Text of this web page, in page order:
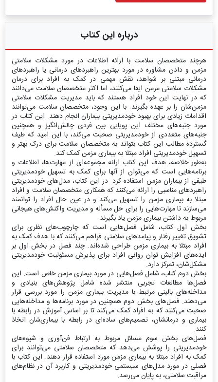
درباره این کتاب
هرچند متخصصان سلامت با ارائه اطلاعات در مورد مشکلات سلامتی
مزمن و دادن مشاوره در مورد بهترین راهبردهای درمانی یا راهبردهای
درمانی مبتنی بر شواهد، نقش مهمی در کمک به افراد برای درمان
مشکلات سلامتی مزمن ایفا می‌کنند، اما اکثر متخصصان سلامت می‌دانند
که در نهایت این خود افراد هستند که باید مدیریت مشکلات سلامتی
مزمن‌شان را بر عهده بگیرند. با این وجود، متخصصان سلامت می‌توانند
اقدامات زیادی برای بهبود خودمدیریتی بیماران انجام دهند. این کتاب در
مورد جنبه‌های مختلف این پویایی بین فردی چالش‌انگیز و همچنین
جنبه‌های متعددی از خودمدیریتی صحبت می‌کند، با این امید که طیف
گسترده مطالب این کتاب بتواند به متخصصان سلامت برای درک بهتر و
تسهیل خودمدیریتی افراد مبتلا به بیماری مزمن کمک کند.
به‌طور خلاصه، هدف این کتاب ارائه مجموعه‌ای از مهارت‌ها، اطلاعات و
برنامه‌هایی است که می‌توان از آنها برای کمک به تسهیل خودمدیریتی
طیفی از بیماران مزمن استفاده کرد. در این کتاب، مدل‌های خودمدیریتی
راهبردهای مناسبی را ارائه می‌کنند که همکاری متخصصان سلامت و افراد
مبتلا به بیماری مزمن را تسهیل می‌کند و در عین حال افراد را توانمند
می‌سازند تا مهارت‌هایی را برای حل مسأله و مدیریت واکنش‌های هیجانی
مربوط به داشتن بیماری مزمن یاد بگیرند.
بخش اول کتاب، شامل فصل‌هایی است که چارچوب‌های نظری برای
تشویق تغییر رفتار و پیامدهای سلامتی فراهم می‌کنند که با هدف کمک به
افراد مبتلا به بیماری مزمن طراحی شده‌اند. چند فصل در بخش اول بر
ایده‌های افزایش توان روانی افراد برای پذیرش مسئولیت خودمدیریتی
مشکل‌شان، تمرکز دارد.
بخش دوم کتاب، شامل فصل‌هایی در مورد بیماری مزمن خاص است. این
فصل‌ها مطالعات تجربی منتشر شده شامل پژوهش‌های بنیادی و
مداخله‌های بالینی مرتبط با مدیریت بیماری مزمن را مورد بررسی قرار
می‌دهند. فصل‌های بخش دوم همچنین در مورد برنامه‌ها و مداخله‌هایی
صحبت می‌کنند که به افراد کمک می‌کند تا بر اساس آموزش در رابطه با
بیماری و درمانشان‌، تصمیم‌های ساده‌ای در رابطه با بیماری‌شان اتخاذ
کنند.
فصل‌های بخش سوم مسائل مربوط به ارتباط فن‌آوری و شیوه‌های
خودمدیریتی را پوشش می‌دهد که متخصصان سلامتی می‌توانند برای
کمک به افراد مبتلا به بیماری مزمن مورد استفاده قرار دهند. این کتاب با
فصلی در مورد مدل‌‌های سیستمی خودمدیریتی و کاربرد آن در نظام‌‌های
مراقبت سلامتی، به پایان می‌رسد.